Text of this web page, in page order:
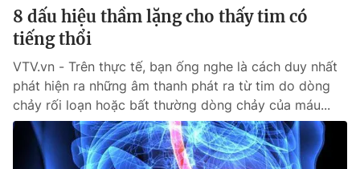
8 dấu hiệu thầm lặng cho thấy tim có
tiếng thổi
VTV.vn - Trên thực tế, bạn ống nghe là cách duy nhất
phát hiện ra những âm thanh phát ra từ tim do dòng
chảy rối loạn hoặc bất thường dòng chảy của máu...